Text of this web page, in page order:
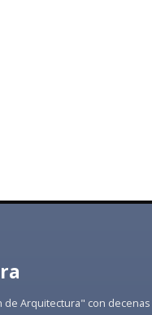
de Arquitectura" con